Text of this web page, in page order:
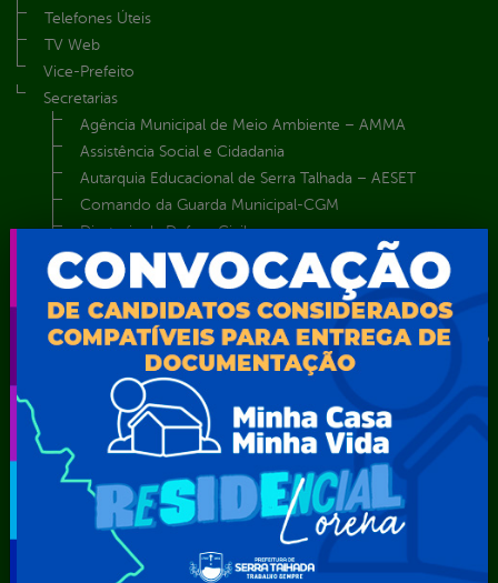
Telefones Úteis
TV Web
Vice-Prefeito
Secretarias
Agência Municipal de Meio Ambiente – AMMA
Assistência Social e Cidadania
Autarquia Educacional de Serra Talhada – AESET
Comando da Guarda Municipal-CGM
Diretoria da Defesa Civil
FUNDAÇÃO CULTURAL DE SERRA TALHADA
Gabinete da Prefeita
Gabinete do Vice-Prefeito
Instituto de Previdência Própria dos Servidores Públicos do
Município de Serra Talhada-IPPS
Obras e Infraestrutura
Procuradoria Geral do Município
Secretaria de Comunicação Social e Audiovisual
Secretaria de Desenvolvimento Econômico e Turismo
Secretaria de Iluminação Pública e Energia Elétrica
Secretaria Municipal da Mulher – SEMU
Secretaria Municipal de Administração – SAD
Secretaria Municipal de Agricultura e Recursos Hídricos –